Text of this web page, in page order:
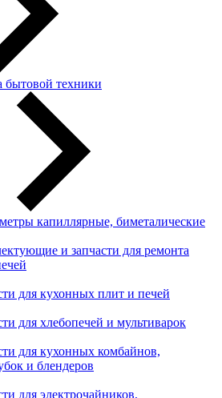
бытовой техники
капиллярные, биметалические
и запчасти для ремонта
для кухонных плит и печей
для хлебопечей и мультиварок
для кухонных комбайнов,
и блендеров
для электрочайников,